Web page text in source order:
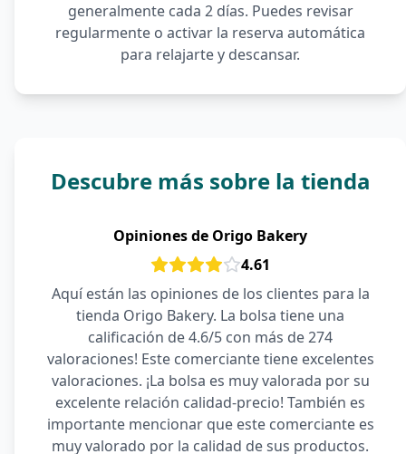
generalmente cada 2 días. Puedes revisar
regularmente o activar la reserva automática
para relajarte y descansar.
Descubre más sobre la tienda
Opiniones de Origo Bakery
4.61
Aquí están las opiniones de los clientes para la
tienda Origo Bakery. La bolsa tiene una
calificación de 4.6/5 con más de 274
valoraciones! Este comerciante tiene excelentes
valoraciones. ¡La bolsa es muy valorada por su
excelente relación calidad-precio! También es
importante mencionar que este comerciante es
muy valorado por la calidad de sus productos.